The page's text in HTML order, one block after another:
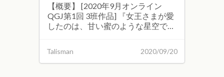
画面 外部サイト ■公式サイト： ■公
式Twitter： ■フリーゲーム夢現：
【概要】 [2020年9月オンライン
QGJ第1回 3班作品] 『女王さまが愛
したのは、甘い蜜のような星空でし
に沿った色の瓶を作りあげるゲーム
です。 【制作メンバー】 プランナ
2020/09/20
Talisman